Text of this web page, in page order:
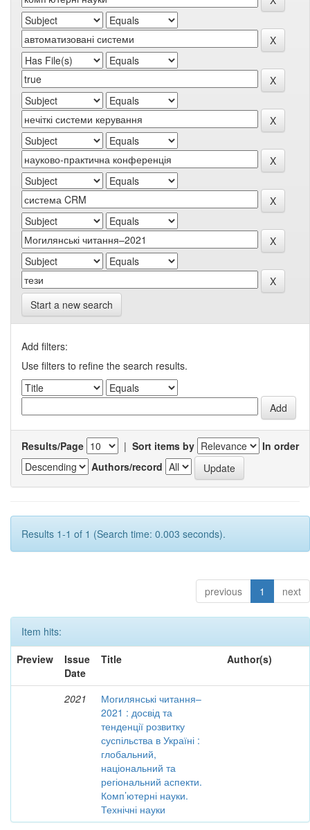
Start a new search
Add filters:
Use filters to refine the search results.
Results/Page | Sort items by
In order
Authors/record
Results 1-1 of 1 (Search time: 0.003 seconds).
previous 1 next
Item hits:
Preview
Issue
Date
Title Author(s)
2021
Могилянські читання–
2021 : досвід та
тенденції розвитку
суспільства в Україні :
глобальний,
національний та
регіональний аспекти.
Комп’ютерні науки.
Технічні науки